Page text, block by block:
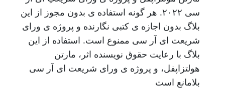
سی ۲۰۲۲. هر گونه استفاده ی بدون مجوز از این
بلاگ بدون اجازه ی کتبی نگارنده و پروژه ی ورای
شریعت ای آر سی ممنوع است. استفاده از این
بلاگ با رعایت حقوق نویسنده اثر، مارتن
هولتزاپفل، و پروژه ی ورای شریعت ای آر سی
بلامانع است